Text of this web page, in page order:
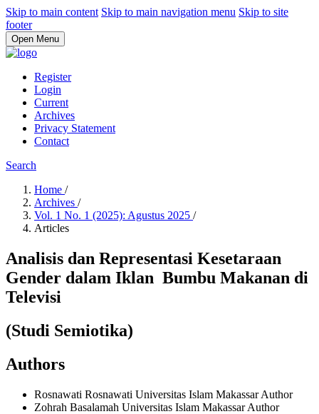
Skip to main content Skip to main navigation menu Skip to site
footer
Open Menu
Register
Login
Current
Archives
Privacy Statement
Contact
Search
Home /
Archives /
Vol. 1 No. 1 (2025): Agustus 2025 /
Articles
Analisis dan Representasi Kesetaraan
Gender dalam Iklan Bumbu Makanan di
Televisi
(Studi Semiotika)
Authors
Rosnawati Rosnawati Universitas Islam MakassarAuthor
Zohrah Basalamah Universitas Islam MakassarAuthor